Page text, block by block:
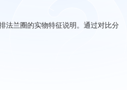
法兰圈的实物特征说明。通过对比分